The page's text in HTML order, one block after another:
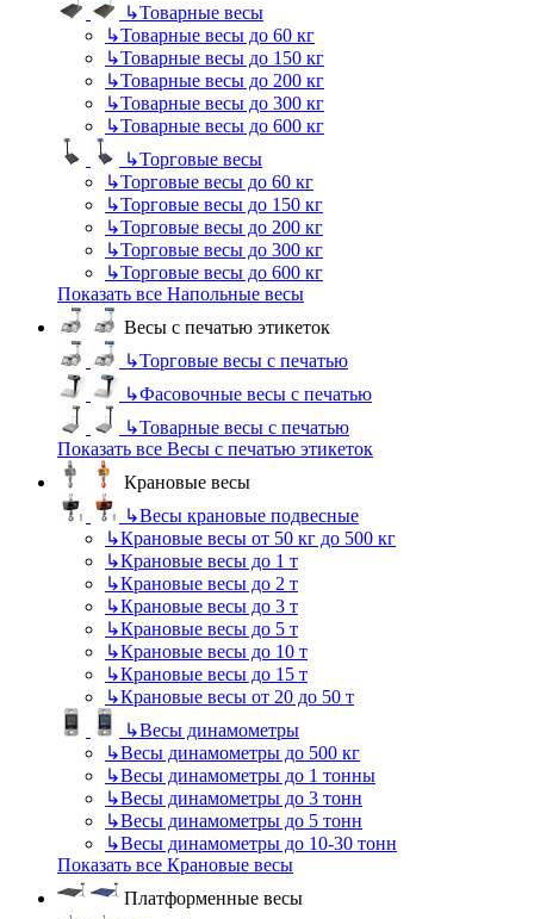
↳Товарные весы
↳Товарные весы до 60 кг
↳Товарные весы до 150 кг
↳Товарные весы до 200 кг
↳Товарные весы до 300 кг
↳Товарные весы до 600 кг
↳Торговые весы
↳Торговые весы до 60 кг
↳Торговые весы до 150 кг
↳Торговые весы до 200 кг
↳Торговые весы до 300 кг
↳Торговые весы до 600 кг
Показать все Напольные весы
Весы с печатью этикеток
↳Торговые весы с печатью
↳Фасовочные весы с печатью
↳Товарные весы с печатью
Показать все Весы с печатью этикеток
Крановые весы
↳Весы крановые подвесные
↳Крановые весы от 50 кг до 500 кг
↳Крановые весы до 1 т
↳Крановые весы до 2 т
↳Крановые весы до 3 т
↳Крановые весы до 5 т
↳Крановые весы до 10 т
↳Крановые весы до 15 т
↳Крановые весы от 20 до 50 т
↳Весы динамометры
↳Весы динамометры до 500 кг
↳Весы динамометры до 1 тонны
↳Весы динамометры до 3 тонн
↳Весы динамометры до 5 тонн
↳Весы динамометры до 10-30 тонн
Показать все Крановые весы
Платформенные весы